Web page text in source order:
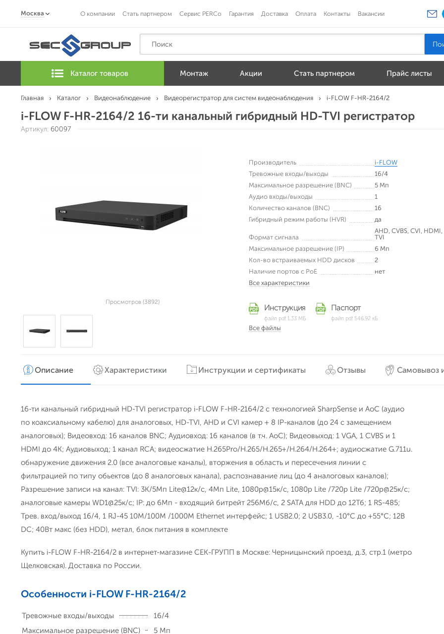
Москва О компании Стать партнером Сервис PERCo Гарантия Доставка Оплата Контакты Вакансии
Каталог товаров Монтаж Акции Стать партнером Прайс листы
Главная Каталог Видеонаблюдение Видеорегистратор для систем видеонаблюдения i-FLOW F-HR-2164/2
i-FLOW F-HR-2164/2 16-ти канальный гибридный HD-TVI регистратор
Артикул: 60097
Просмотров (3892)
Производитель
i-FLOW
Тревожные входы/выходы
16/4
Максимальное разрешение (BNC)
5 Мп
Аудио входы/выходы
1
Количество каналов (BNC)
16
Гибридный режим работы (HVR)
да
Формат сигнала
AHD, CVBS, CVI, HDMI,
TVI
Максимальное разрешение (IP)
6 Мп
Кол-во встраиваемых HDD дисков
2
Наличие портов с PoE
нет
Все характеристики
Инструкция
файл pdf 1.33 МБ
Паспорт
файл pdf 546.92 кБ
Все файлы
Описание Характеристики Инструкции и сертификаты Отзывы Самовывоз
16-ти канальный гибридный HD-TVI регистратор i-FLOW F-HR-2164/2 c технологией SharpSense и AoC (аудио
по коаксиальному кабелю) для аналоговых, HD-TVI, AHD и CVI камер + 8 IP-каналов (до 24 с замещением
аналоговых); Видеовход: 16 каналов BNC; Аудиовход: 16 каналов (в т.ч. AoC); Видеовыход: 1 VGA, 1 CVBS и 1
HDMI до 4К; Аудиовыход; 1 канал RCA; видеосжатие H.265Pro/H.265/H.265+/H.264/H.264+; аудиосжатие G.711u.
обнаружение движения 2.0 (все аналоговые каналы), вторжения в область и пересечения линии c
фильтрацией по типу обьектов (до 8 аналоговых канала), распознавание лиц (до 4 аналоговых каналов);
Разрешение записи на канал: TVI: 3К/5Мп Lite@12к/с, 4Мп Lite, 1080p@15к/с, 1080p Lite /720p Lite /720p@25к/с;
аналоговые камеры WD1@25к/с; IP: до 6Мп - входящий битрейт 256Мб/с, 2 SATA для HDD до 12Тб; 1 RS-485;
Трев. вход/выход 16/4, 1 RJ-45 10M/100M /1000M Ethernet интерфейс; 1 USB2.0; 2 USB3.0, -10°C до +55°C; 12В
DC; 40Вт макс (без HDD), метал, блок питания в комплекте
Купить i-FLOW F-HR-2164/2 в интернет-магазине СЕК-ГРУПП в Москве: Черницынский проезд, д.3, стр.1 (метро
Щелковская). Доставка по России.
Особенности i-FLOW F-HR-2164/2
Тревожные входы/выходы
16/4
Максимальное разрешение (BNC)
5 Мп